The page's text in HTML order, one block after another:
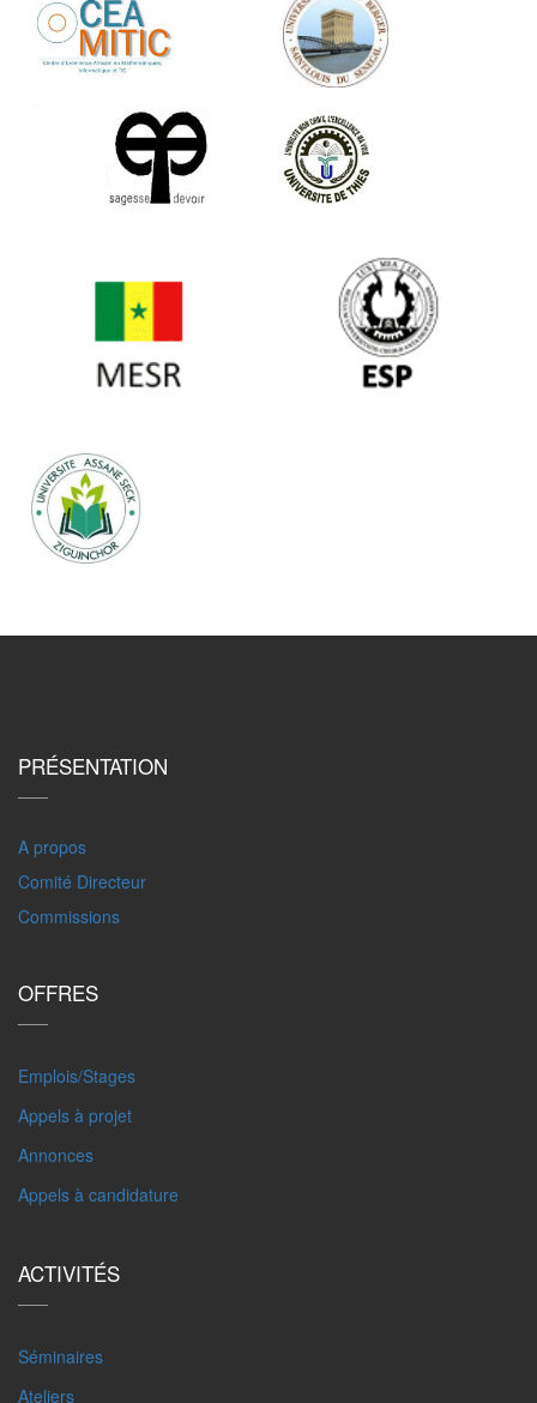
PRÉSENTATION
A propos
Comité Directeur
Commissions
OFFRES
Emplois/Stages
Appels à projet
Annonces
Appels à candidature
ACTIVITÉS
Séminaires
Ateliers